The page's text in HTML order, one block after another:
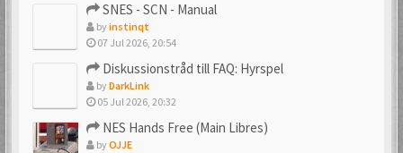
SNES - SCN - Manual
byinstinqt
07 Jul 2026, 20:54
Diskussionstråd till FAQ: Hyrspel
byDarkLink
05 Jul 2026, 20:32
NES Hands Free (Main Libres)
byOJJE